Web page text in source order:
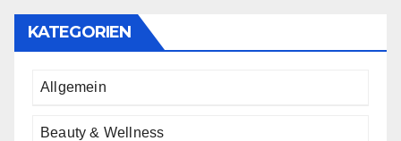
KATEGORIEN
Allgemein
Beauty & Wellness